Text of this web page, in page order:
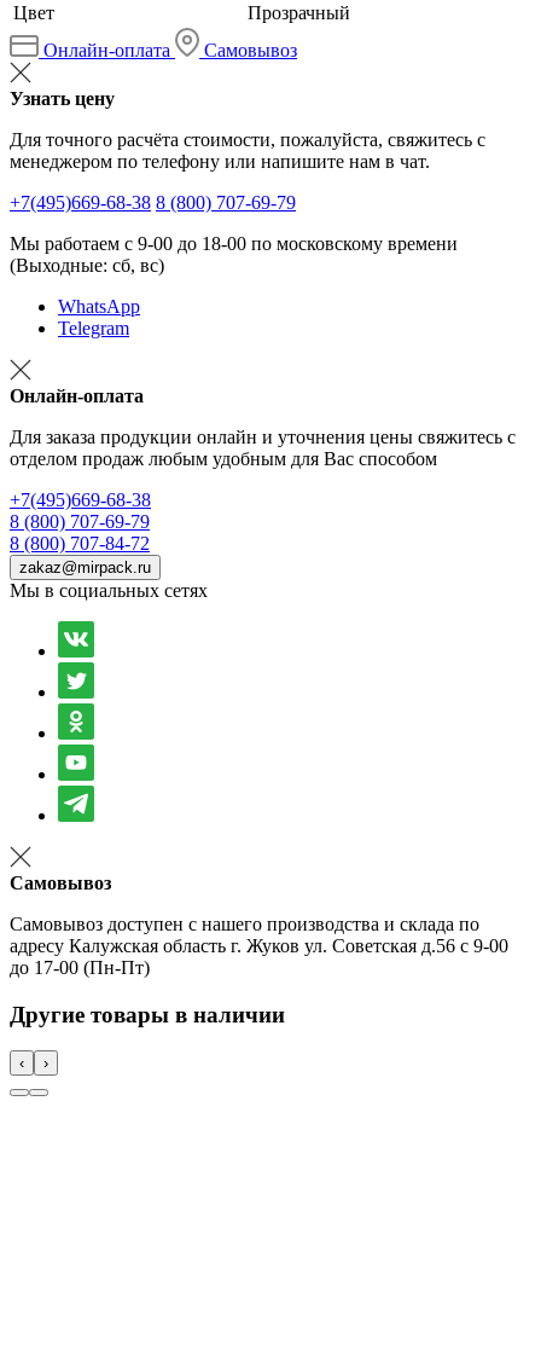
Цвет
Прозрачный
Онлайн-оплата
Самовывоз
Узнать цену
Для точного расчёта стоимости, пожалуйста, свяжитесь с
менеджером по телефону или напишите нам в чат.
+7(495)669-68-38 8 (800) 707-69-79
Мы работаем с 9-00 до 18-00 по московскому времени
(Выходные: сб, вс)
WhatsApp
Telegram
Онлайн-оплата
Для заказа продукции онлайн и уточнения цены свяжитесь с
отделом продаж любым удобным для Вас способом
+7(495)669-68-38
8 (800) 707-69-79
8 (800) 707-84-72
zakaz@mirpack.ru
Мы в социальных сетях
Самовывоз
Самовывоз доступен с нашего производства и склада по
адресу Калужская область г. Жуков ул. Советская д.56 с 9-00
до 17-00 (Пн-Пт)
Другие товары в наличии
‹ ›